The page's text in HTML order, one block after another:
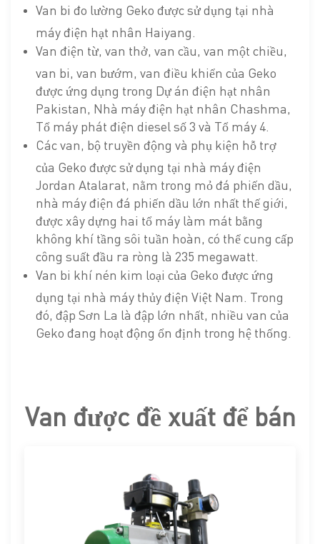
Van bi đo lường Geko được sử dụng tại nhà
máy điện hạt nhân Haiyang.
Van điện từ, van thở, van cầu, van một chiều,
van bi, van bướm, van điều khiển của Geko
được ứng dụng trong Dự án điện hạt nhân
Pakistan, Nhà máy điện hạt nhân Chashma,
Tổ máy phát điện diesel số 3 và Tổ máy 4.
Các van, bộ truyền động và phụ kiện hỗ trợ
của Geko được sử dụng tại nhà máy điện
Jordan Atalarat, nằm trong mỏ đá phiến dầu,
nhà máy điện đá phiến dầu lớn nhất thế giới,
được xây dựng hai tổ máy làm mát bằng
không khí tầng sôi tuần hoàn, có thể cung cấp
công suất đầu ra ròng là 235 megawatt.
Van bi khí nén kim loại của Geko được ứng
dụng tại nhà máy thủy điện Việt Nam. Trong
đó, đập Sơn La là đập lớn nhất, nhiều van của
Geko đang hoạt động ổn định trong hệ thống.
Van được đề xuất để bán